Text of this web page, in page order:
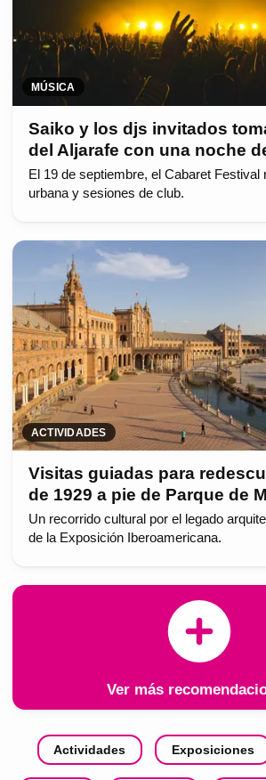
MÚSICA
Saiko y los djs invitados
del Aljarafe con una noche
El 19 de septiembre, el Cabaret Festival
urbana y sesiones de club.
ACTIVIDADES
Visitas guiadas para
de 1929 a pie de Parque de
Un recorrido cultural por el legado
de la Exposición Iberoamericana.
Ver más
Actividades Exposiciones